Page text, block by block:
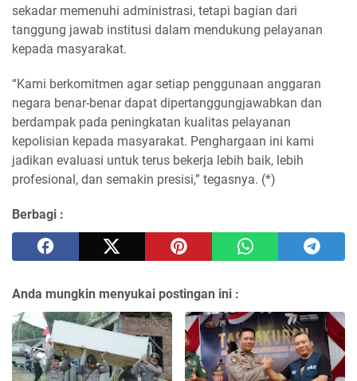
sekadar memenuhi administrasi, tetapi bagian dari
tanggung jawab institusi dalam mendukung pelayanan
kepada masyarakat.
“Kami berkomitmen agar setiap penggunaan anggaran
negara benar-benar dapat dipertanggungjawabkan dan
berdampak pada peningkatan kualitas pelayanan
kepolisian kepada masyarakat. Penghargaan ini kami
jadikan evaluasi untuk terus bekerja lebih baik, lebih
profesional, dan semakin presisi,” tegasnya. (*)
Berbagi :
Anda mungkin menyukai postingan ini :